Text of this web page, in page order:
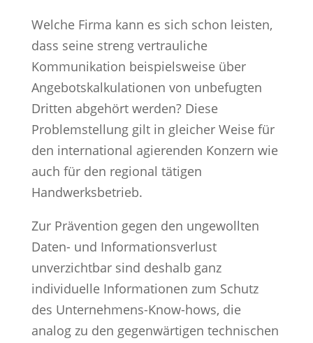
Welche Firma kann es sich schon leisten,
dass seine streng vertrauliche
Kommunikation beispielsweise über
Angebotskalkulationen von unbefugten
Dritten abgehört werden? Diese
Problemstellung gilt in gleicher Weise für
den international agierenden Konzern wie
auch für den regional tätigen
Handwerksbetrieb.
Zur Prävention gegen den ungewollten
Daten- und Informationsverlust
unverzichtbar sind deshalb ganz
individuelle Informationen zum Schutz
des Unternehmens-Know-hows, die
analog zu den gegenwärtigen technischen